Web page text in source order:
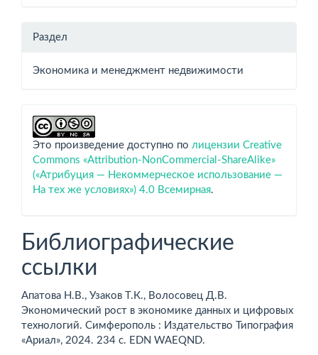
Раздел
Экономика и менеджмент недвижимости
Это произведение доступно по лицензии Creative
Commons «Attribution-NonCommercial-ShareAlike»
(«Атрибуция — Некоммерческое использование —
На тех же условиях») 4.0 Всемирная.
Библиографические
ссылки
Апатова Н.В., Узаков Т.К., Волосовец Д.В.
Экономический рост в экономике данных и цифровых
технологий. Симфе­рополь : Издательство Типография
«Ариал», 2024. 234 с. EDN WAEQND.